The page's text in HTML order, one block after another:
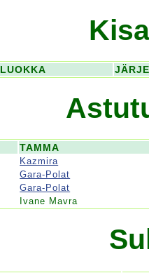
LUOKKA
TAMMA
Kazmira
Gara-Polat
Gara-Polat
Ivane Mavra